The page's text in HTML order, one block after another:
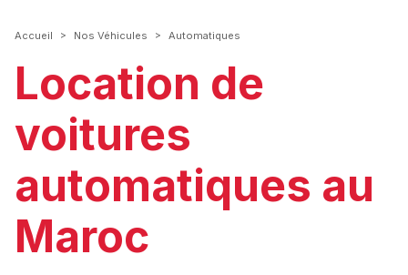
Accueil > Nos Véhicules > Automatiques
Location de
voitures
automatiques au
Maroc